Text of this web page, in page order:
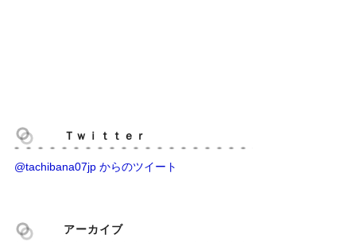
Ｔｗｉｔｔｅｒ
@tachibana07jp からのツイート
アーカイブ